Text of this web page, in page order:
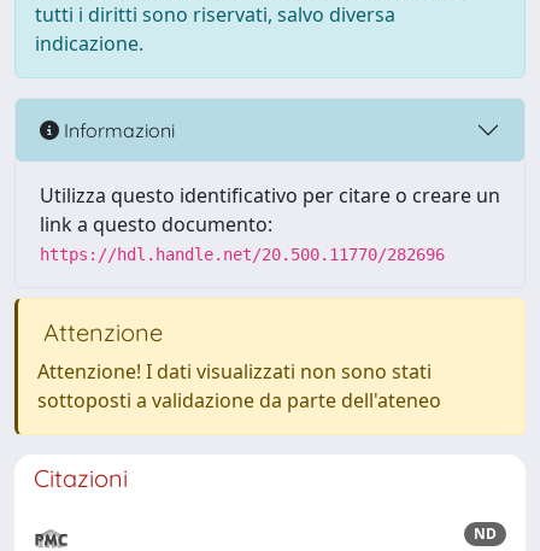
tutti i diritti sono riservati, salvo diversa
indicazione.
Informazioni
Utilizza questo identificativo per citare o creare un
link a questo documento:
https://hdl.handle.net/20.500.11770/282696
Attenzione
Attenzione! I dati visualizzati non sono stati
sottoposti a validazione da parte dell'ateneo
Citazioni
ND